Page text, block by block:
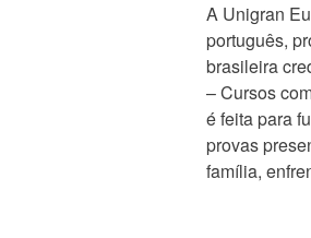
A Unigran
português,
brasileira
– Cursos
é feita para
provas
família,